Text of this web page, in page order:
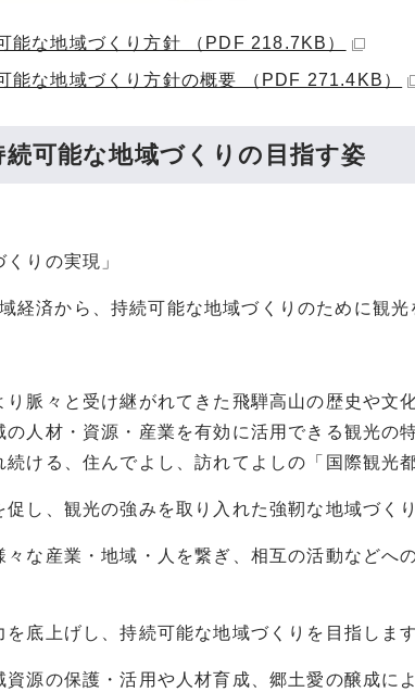
能な地域づくり方針 （PDF 218.7KB）
能な地域づくり方針の概要 （PDF 271.4KB）
可能な地域づくりの目指す姿
りの実現」
済から、持続可能な地域づくりのために観光
々と受け継がれてきた飛騨高山の歴史や文
の人材・資源・産業を有効に活用できる観光の
続ける、住んでよし、訪れてよしの「国際観光
し、観光の強みを取り入れた強靭な地域づく
産業・地域・人を繋ぎ、相互の活動などへの
上げし、持続可能な地域づくりを目指します
源の保護・活用や人材育成、郷土愛の醸成に